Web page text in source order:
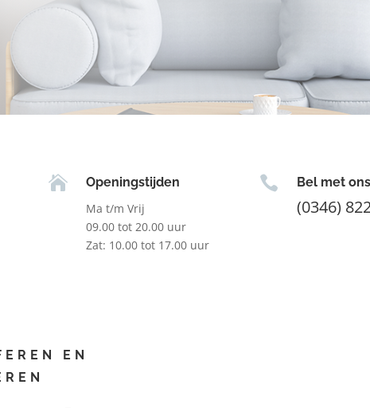

Openingstijden
Ma t/m Vrij
09.00 tot 20.00 uur
Zat: 10.00 tot 17.00 uur
 Bel met ons
(0346)
EN